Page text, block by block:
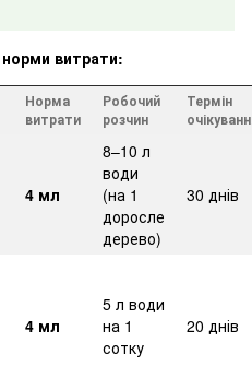
витрати:
Норма
витрати
Робочий
розчин
Термін
4 мл
8–10 л
води
(на 1
доросле
дерево)
30 днів
4 мл
5 л води
на 1
сотку
20 днів